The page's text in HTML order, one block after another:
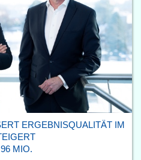
ERGEBNISQUALITÄT IM
MIO.